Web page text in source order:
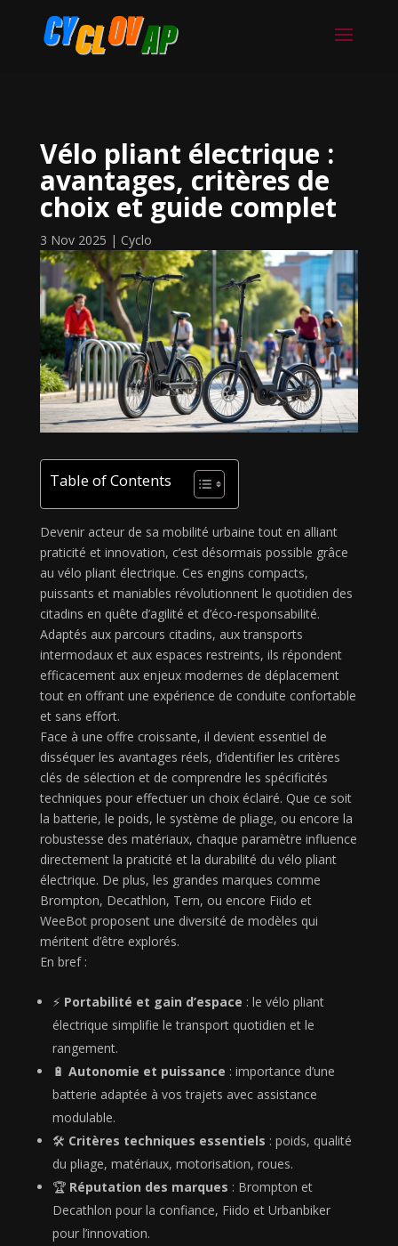
Vélo pliant électrique :
avantages, critères de
choix et guide complet
3 Nov 2025 | Cyclo
Table of Contents
Devenir acteur de sa mobilité urbaine tout en alliant
praticité et innovation, c’est désormais possible grâce
au vélo pliant électrique. Ces engins compacts,
puissants et maniables révolutionnent le quotidien des
citadins en quête d’agilité et d’éco-responsabilité.
Adaptés aux parcours citadins, aux transports
intermodaux et aux espaces restreints, ils répondent
efficacement aux enjeux modernes de déplacement
tout en offrant une expérience de conduite confortable
et sans effort.
Face à une offre croissante, il devient essentiel de
disséquer les avantages réels, d’identifier les critères
clés de sélection et de comprendre les spécificités
techniques pour effectuer un choix éclairé. Que ce soit
la batterie, le poids, le système de pliage, ou encore la
robustesse des matériaux, chaque paramètre influence
directement la praticité et la durabilité du vélo pliant
électrique. De plus, les grandes marques comme
Brompton, Decathlon, Tern, ou encore Fiido et
WeeBot proposent une diversité de modèles qui
méritent d’être explorés.
En bref :
⚡ Portabilité et gain d’espace : le vélo pliant
électrique simplifie le transport quotidien et le
rangement.
🔋 Autonomie et puissance : importance d’une
batterie adaptée à vos trajets avec assistance
modulable.
🛠️ Critères techniques essentiels : poids, qualité
du pliage, matériaux, motorisation, roues.
🏆 Réputation des marques : Brompton et
Decathlon pour la confiance, Fiido et Urbanbiker
pour l’innovation.